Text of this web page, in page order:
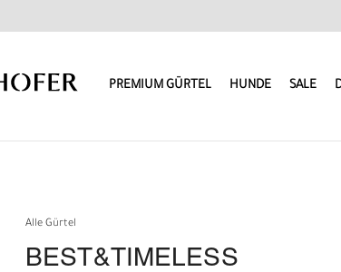
PREMIUM GÜRTEL HUNDE SALE
Alle Gürtel
BEST&TIMELESS